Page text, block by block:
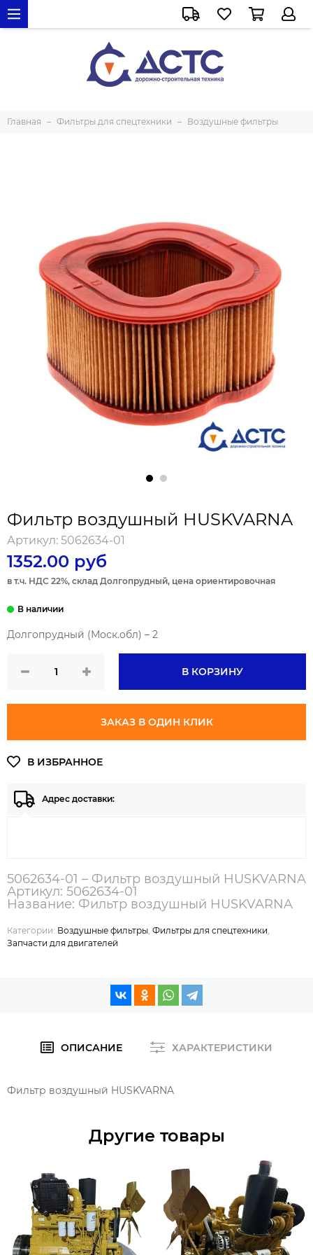
Главная Фильтры для спецтехники Воздушные фильтры
Фильтр воздушный HUSKVARNA
Артикул: 5062634-01
1352.00 руб
в т.ч. НДС 22%, склад Долгопрудный, цена ориентировочная
Долгопрудный (Моск.обл) – 2
В КОРЗИНУ
ЗАКАЗ В ОДИН КЛИК
Адрес доставки:
5062634-01 – Фильтр воздушный HUSKVARNA
Артикул: 5062634-01
Название: Фильтр воздушный HUSKVARNA
Категории: Воздушные фильтры Фильтры для спецтехники
Запчасти для двигателей
ОПИСАНИЕ ХАРАКТЕРИСТИКИ
Фильтр воздушный HUSKVARNA
Другие товары